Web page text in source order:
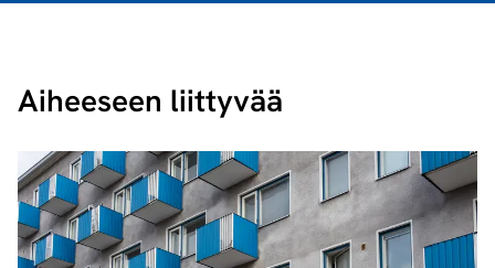
Aiheeseen liittyvää